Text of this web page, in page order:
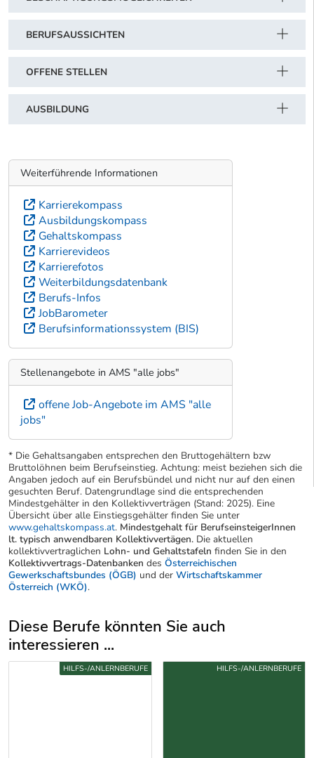
BERUFSAUSSICHTEN
OFFENE STELLEN
AUSBILDUNG
Weiterführende Informationen
Karrierekompass
Ausbildungskompass
Gehaltskompass
Karrierevideos
Karrierefotos
Weiterbildungsdatenbank
Berufs-Infos
JobBarometer
Berufsinformationssystem (BIS)
Stellenangebote in AMS "alle jobs"
offene Job-Angebote im AMS "alle
jobs"
* Die Gehaltsangaben entsprechen den Bruttogehältern bzw
Bruttolöhnen beim Berufseinstieg. Achtung: meist beziehen sich die
Angaben jedoch auf ein Berufsbündel und nicht nur auf den einen
gesuchten Beruf. Datengrundlage sind die entsprechenden
Mindestgehälter in den Kollektivverträgen (Stand: 2025). Eine
Übersicht über alle Einstiegsgehälter finden Sie unter
www.gehaltskompass.at. Mindestgehalt für BerufseinsteigerInnen
lt. typisch anwendbaren Kollektivvertägen. Die aktuellen
kollektivvertraglichen Lohn- und Gehaltstafeln finden Sie in den
Kollektivvertrags-Datenbanken des Österreichischen
Gewerkschaftsbundes (ÖGB) und der Wirtschaftskammer
Österreich (WKÖ).
Diese Berufe könnten Sie auch
interessieren ...
Uber weitere Berufsvorschläge
HILFS-/ANLERNBERUFE HILFS-/ANLERNBERUFE